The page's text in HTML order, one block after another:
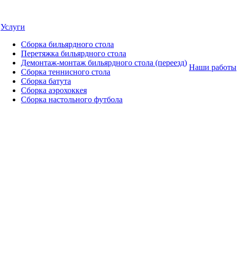
Услуги
Сборка бильярдного стола
Перетяжка бильярдного стола
Демонтаж-монтаж бильярдного стола (переезд)
Сборка теннисного стола
Сборка батута
Сборка аэрохоккея
Сборка настольного футбола
Наши работы